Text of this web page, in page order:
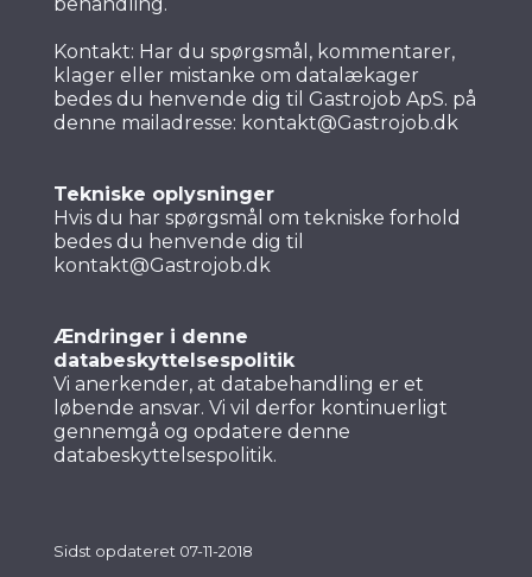
Kontakt: Har du spørgsmål, kommentarer,
klager eller mistanke om datalækager
bedes du henvende dig til Gastrojob ApS. på
denne mailadresse: kontakt@Gastrojob.dk
Tekniske oplysninger
Hvis du har spørgsmål om tekniske forhold
bedes du henvende dig til
kontakt@Gastrojob.dk
Ændringer i denne
databeskyttelsespolitik
Vi anerkender, at databehandling er et
løbende ansvar. Vi vil derfor kontinuerligt
gennemgå og opdatere denne
databeskyttelsespolitik.
Sidst opdateret 07-11-2018